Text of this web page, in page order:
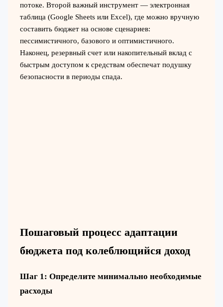
потоке. Второй важный инструмент — электронная
таблица (Google Sheets или Excel), где можно вручную
составить бюджет на основе сценариев:
пессимистичного, базового и оптимистичного.
Наконец, резервный счет или накопительный вклад с
быстрым доступом к средствам обеспечат подушку
безопасности в периоды спада.
Пошаговый процесс адаптации
бюджета под колеблющийся доход
Шаг 1: Определите минимально необходимые
расходы